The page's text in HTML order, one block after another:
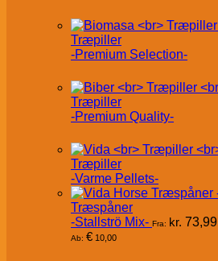
Træpiller
-Premium Selection-
Træpiller
-Premium Quality-
Træpiller
-Varme Pellets-
Træspåner
-Stallströ Mix- Fra: kr. 73,99
Ab: € 10,00